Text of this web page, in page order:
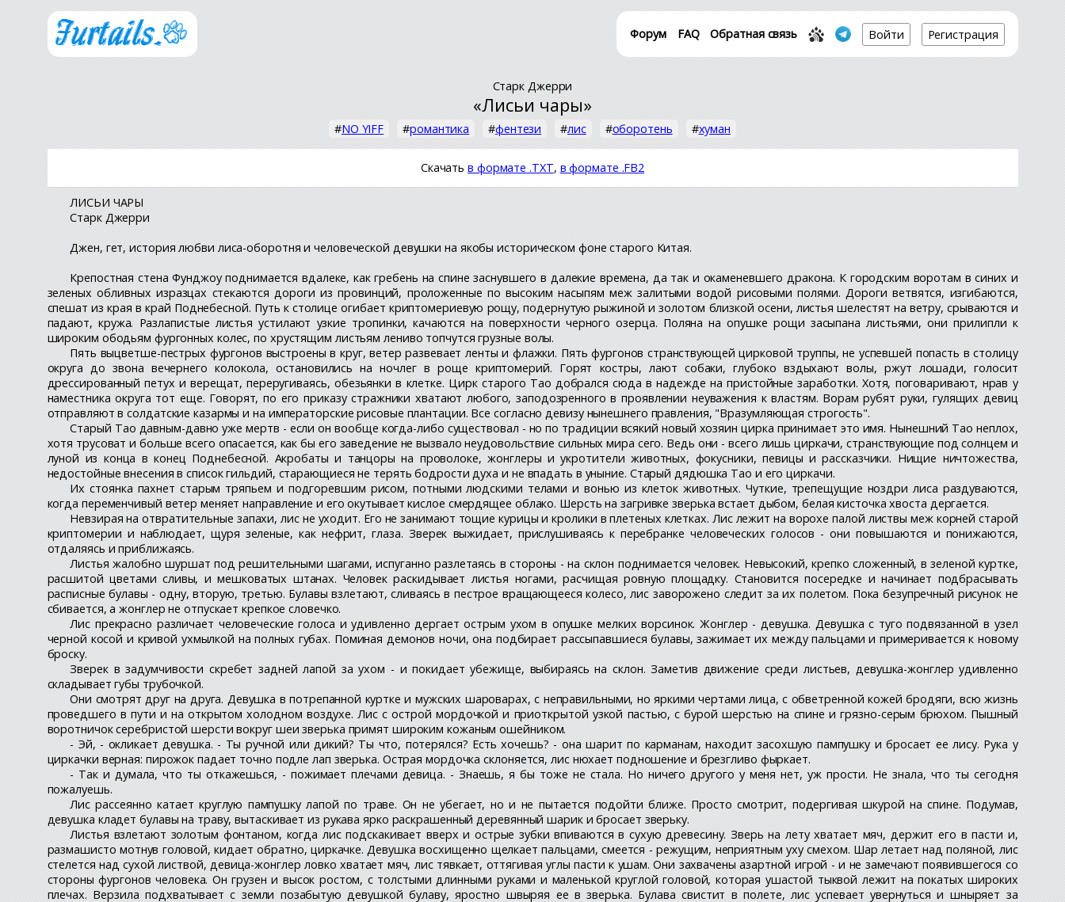
Форум FAQ Обратная связь Войти Регистрация
Старк Джерри
«Лисьи чары»
#NO YIFF #романтика #фентези #лис #оборотень #хуман
Скачатьв формате .TXT, в формате .FB2
ЛИСЬИ ЧАРЫ
Старк Джерри
Джен, гет, история любви лиса-оборотня и человеческой девушки на якобы историческом фоне старого Китая.
Крепостная стена Фунджоу поднимается вдалеке, как гребень на спине заснувшего в далекие времена, да так и окаменевшего дракона. К городским воротам в синих и
зеленых обливных изразцах стекаются дороги из провинций, проложенные по высоким насыпям меж залитыми водой рисовыми полями. Дороги ветвятся, изгибаются,
спешат из края в край Поднебесной. Путь к столице огибает криптомериевую рощу, подернутую рыжиной и золотом близкой осени, листья шелестят на ветру, срываются и
падают, кружа. Разлапистые листья устилают узкие тропинки, качаются на поверхности черного озерца. Поляна на опушке рощи засыпана листьями, они прилипли к
широким ободьям фургонных колес, по хрустящим листьям лениво топчутся грузные волы.
Пять выцветше-пестрых фургонов выстроены в круг, ветер развевает ленты и флажки. Пять фургонов странствующей цирковой труппы, не успевшей попасть в столицу
округа до звона вечернего колокола, остановились на ночлег в роще криптомерий. Горят костры, лают собаки, глубоко вздыхают волы, ржут лошади, голосит
дрессированный петух и верещат, переругиваясь, обезьянки в клетке. Цирк старого Тао добрался сюда в надежде на пристойные заработки. Хотя, поговаривают, нрав у
наместника округа тот еще. Говорят, по его приказу стражники хватают любого, заподозренного в проявлении неуважения к властям. Ворам рубят руки, гулящих девиц
отправляют в солдатские казармы и на императорские рисовые плантации. Все согласно девизу нынешнего правления, "Вразумляющая строгость".
Старый Тао давным-давно уже мертв - если он вообще когда-либо существовал - но по традиции всякий новый хозяин цирка принимает это имя. Нынешний Тао неплох,
хотя трусоват и больше всего опасается, как бы его заведение не вызвало неудовольствие сильных мира сего. Ведь они - всего лишь циркачи, странствующие под солнцем и
луной из конца в конец Поднебесной. Акробаты и танцоры на проволоке, жонглеры и укротители животных, фокусники, певицы и рассказчики. Нищие ничтожества,
недостойные внесения в список гильдий, старающиеся не терять бодрости духа и не впадать в уныние. Старый дядюшка Тао и его циркачи.
Их стоянка пахнет старым тряпьем и подгоревшим рисом, потными людскими телами и вонью из клеток животных. Чуткие, трепещущие ноздри лиса раздуваются,
когда переменчивый ветер меняет направление и его окутывает кислое смердящее облако. Шерсть на загривке зверька встает дыбом, белая кисточка хвоста дергается.
Невзирая на отвратительные запахи, лис не уходит. Его не занимают тощие курицы и кролики в плетеных клетках. Лис лежит на ворохе палой листвы меж корней старой
криптомерии и наблюдает, щуря зеленые, как нефрит, глаза. Зверек выжидает, прислушиваясь к перебранке человеческих голосов - они повышаются и понижаются,
отдаляясь и приближаясь.
Листья жалобно шуршат под решительными шагами, испуганно разлетаясь в стороны - на склон поднимается человек. Невысокий, крепко сложенный, в зеленой куртке,
расшитой цветами сливы, и мешковатых штанах. Человек раскидывает листья ногами, расчищая ровную площадку. Становится посередке и начинает подбрасывать
расписные булавы - одну, вторую, третью. Булавы взлетают, сливаясь в пестрое вращающееся колесо, лис заворожено следит за их полетом. Пока безупречный рисунок не
сбивается, а жонглер не отпускает крепкое словечко.
Лис прекрасно различает человеческие голоса и удивленно дергает острым ухом в опушке мелких ворсинок. Жонглер - девушка. Девушка с туго подвязанной в узел
черной косой и кривой ухмылкой на полных губах. Поминая демонов ночи, она подбирает рассыпавшиеся булавы, зажимает их между пальцами и примеривается к новому
броску.
Зверек в задумчивости скребет задней лапой за ухом - и покидает убежище, выбираясь на склон. Заметив движение среди листьев, девушка-жонглер удивленно
складывает губы трубочкой.
Они смотрят друг на друга. Девушка в потрепанной куртке и мужских шароварах, с неправильными, но яркими чертами лица, с обветренной кожей бродяги, всю жизнь
проведшего в пути и на открытом холодном воздухе. Лис с острой мордочкой и приоткрытой узкой пастью, с бурой шерстью на спине и грязно-серым брюхом. Пышный
воротничок серебристой шерсти вокруг шеи зверька примят широким кожаным ошейником.
- Эй, - окликает девушка. - Ты ручной или дикий? Ты что, потерялся? Есть хочешь? - она шарит по карманам, находит засохшую пампушку и бросает ее лису. Рука у
циркачки верная: пирожок падает точно подле лап зверька. Острая мордочка склоняется, лис нюхает подношение и брезгливо фыркает.
- Так и думала, что ты откажешься, - пожимает плечами девица. - Знаешь, я бы тоже не стала. Но ничего другого у меня нет, уж прости. Не знала, что ты сегодня
пожалуешь.
Лис рассеянно катает круглую пампушку лапой по траве. Он не убегает, но и не пытается подойти ближе. Просто смотрит, подергивая шкурой на спине. Подумав,
девушка кладет булавы на траву, вытаскивает из рукава ярко раскрашенный деревянный шарик и бросает зверьку.
Листья взлетают золотым фонтаном, когда лис подскакивает вверх и острые зубки впиваются в сухую древесину. Зверь на лету хватает мяч, держит его в пасти и,
размашисто мотнув головой, кидает обратно, циркачке. Девушка восхищенно щелкает пальцами, смеется - режущим, неприятным уху смехом. Шар летает над поляной, лис
стелется над сухой листвой, девица-жонглер ловко хватает мяч, лис тявкает, оттягивая углы пасти к ушам. Они захвачены азартной игрой - и не замечают появившегося со
стороны фургонов человека. Он грузен и высок ростом, с толстыми длинными руками и маленькой круглой головой, которая ушастой тыквой лежит на покатых широких
плечах. Верзила подхватывает с земли позабытую девушкой булаву, яростно швыряя ее в зверька. Булава свистит в полете, лис успевает увернуться и шныряет за